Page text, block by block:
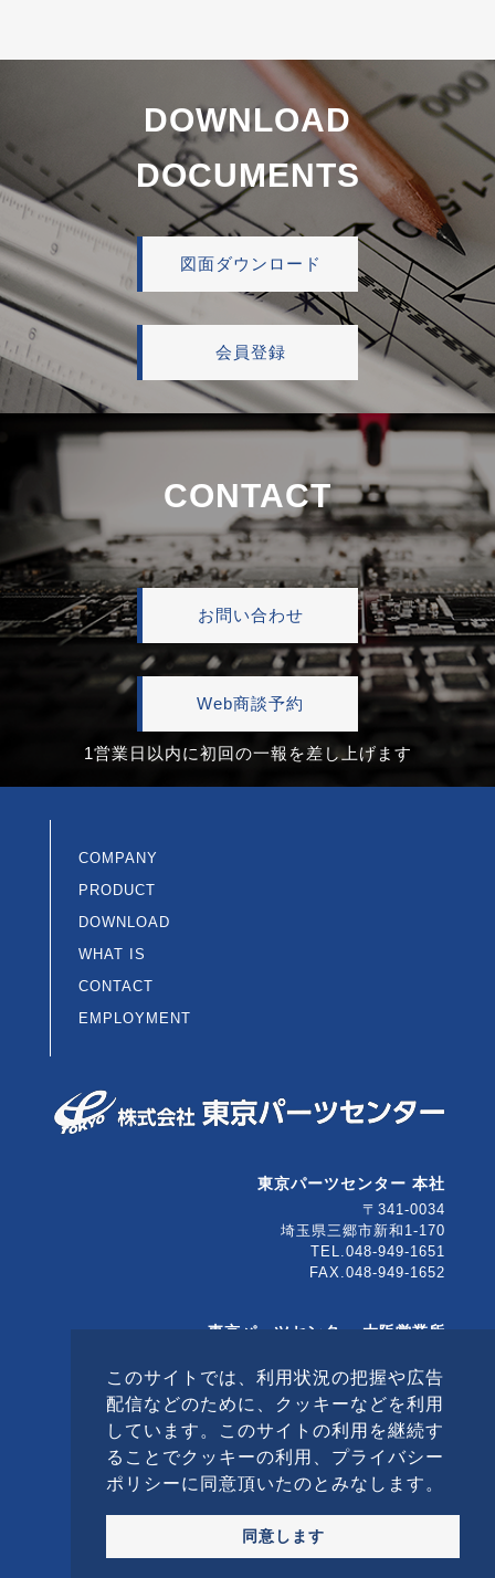
このサイトでは、利用状況の把握や広告
配信などのために、クッキーなどを利用
しています。このサイトの利用を継続す
ることでクッキーの利用、プライバシー
ポリシーに同意頂いたのとみなします。
同意します
DOWNLOAD
DOCUMENTS
図面ダウンロード
会員登録
CONTACT
お問い合わせ
Web商談予約
1営業日以内に初回の一報を差し上げます
COMPANY
PRODUCT
DOWNLOAD
WHAT IS
CONTACT
EMPLOYMENT
東京パーツセンター 本社
〒341-0034
埼玉県三郷市新和1-170
TEL.048-949-1651
FAX.048-949-1652
東京パーツセンター 大阪営業所
大阪府茨木市西駅前町5-10
茨木大同生命ビル5F
TEL.072-646-8522
FAX.072-623-0890